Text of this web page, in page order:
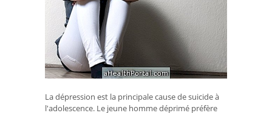
La dépression est la principale cause de suicide à
l'adolescence. Le jeune homme déprimé préfère